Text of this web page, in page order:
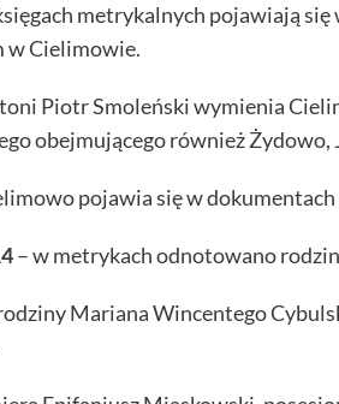
metrykalnych pojawiają
w Cielimowie.
Piotr Smoleński wymienia
obejmującego również
pojawia się w
– w metrykach odnotowano
Mariana Wincentego